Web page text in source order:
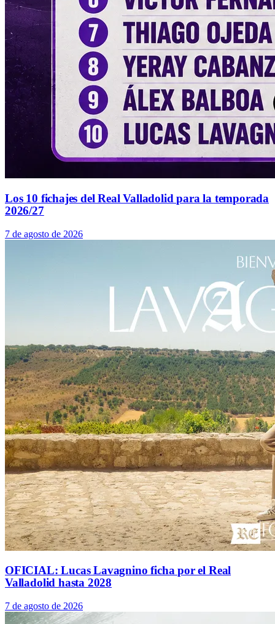
Los 10 fichajes del Real Valladolid para la temporada
2026/27
7 de agosto de 2026
OFICIAL: Lucas Lavagnino ficha por el Real
Valladolid hasta 2028
7 de agosto de 2026